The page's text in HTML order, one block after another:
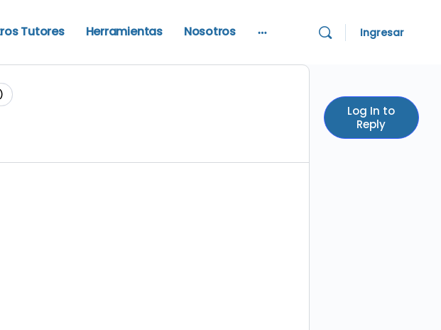
Tutores Herramientas Nosotros Ingresar
Log In to
Reply